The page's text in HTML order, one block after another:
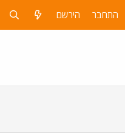
התחבר הירשם